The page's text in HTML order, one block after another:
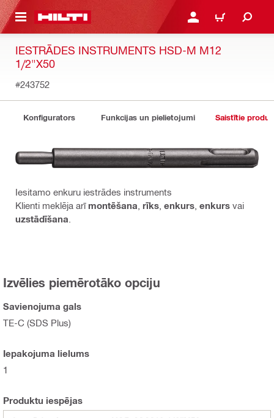
SATURU PIESLĒGTIES VAI
IEPIRKŠANĀS
IESTRĀDES INSTRUMENTS HSD-M M12
1/2"X50
#243752
Konfigurators Funkcijas un pielietojumi Saistītie
Iesitamo enkuru iestrādes instruments
Klienti meklēja arī montēšana rīks enkurs enkurs vai
uzstādīšana
Izvēlies piemērotāko opciju
Savienojuma gals
TE-C (SDS Plus)
Iepakojuma lielums
1
Produktu iespējas